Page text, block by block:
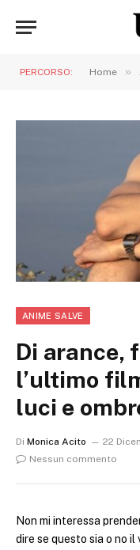
PERCORSO: Home »
ANIME SALVE
Di arance,
l’ultimo
luci e
Di Monica Acito 22
Nessun commento
Non mi interessa
dire se questo sia o no